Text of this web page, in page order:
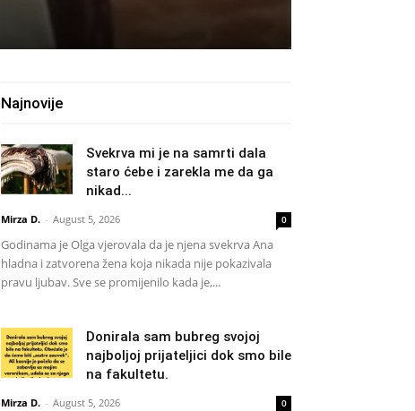
Najnovije
Svekrva mi je na samrti dala
staro ćebe i zarekla me da ga
nikad...
Mirza D. - August 5, 2026 0
Godinama je Olga vjerovala da je njena svekrva Ana
hladna i zatvorena žena koja nikada nije pokazivala
pravu ljubav. Sve se promijenilo kada je,...
Donirala sam bubreg svojoj
najboljoj prijateljici dok smo bile
na fakultetu.
Mirza D. - August 5, 2026 0